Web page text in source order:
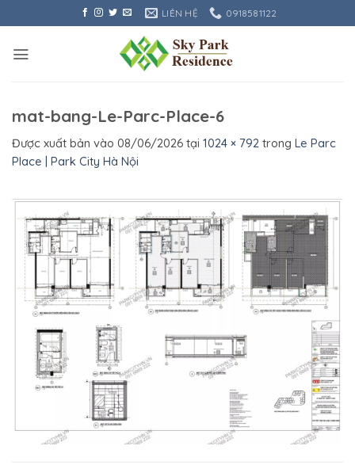
qua
dung
LIÊN HỆ 0918581122
mat-bang-Le-Parc-Place-6
Được xuất bản vào 08/06/2026 tại 1024 × 792 trong Le Parc
Place | Park City Hà Nội